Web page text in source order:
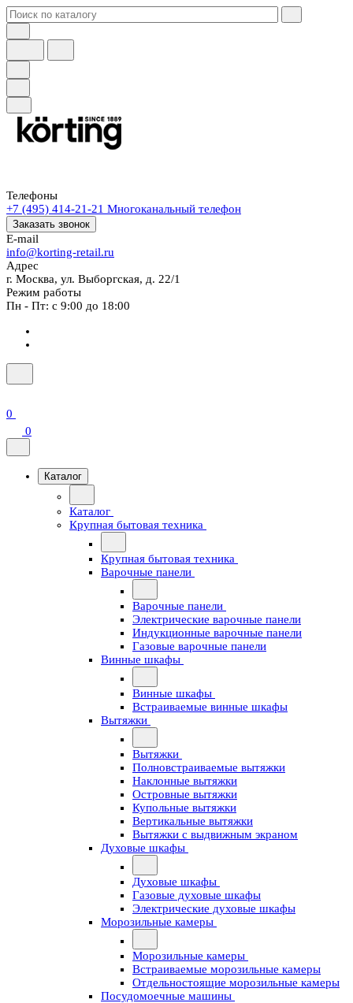
Телефоны
+7 (495) 414-21-21 Многоканальный телефон
Заказать звонок
E-mail
info@korting-retail.ru
Адрес
г. Москва, ул. Выборгская, д. 22/1
Режим работы
Пн - Пт: с 9:00 до 18:00
0
0
Каталог
Каталог
Крупная бытовая техника
Крупная бытовая техника
Варочные панели
Варочные панели
Электрические варочные панели
Индукционные варочные панели
Газовые варочные панели
Винные шкафы
Винные шкафы
Встраиваемые винные шкафы
Вытяжки
Вытяжки
Полновстраиваемые вытяжки
Наклонные вытяжки
Островные вытяжки
Купольные вытяжки
Вертикальные вытяжки
Вытяжки с выдвижным экраном
Духовые шкафы
Духовые шкафы
Газовые духовые шкафы
Электрические духовые шкафы
Морозильные камеры
Морозильные камеры
Встраиваемые морозильные камеры
Отдельностоящие морозильные камеры
Посудомоечные машины